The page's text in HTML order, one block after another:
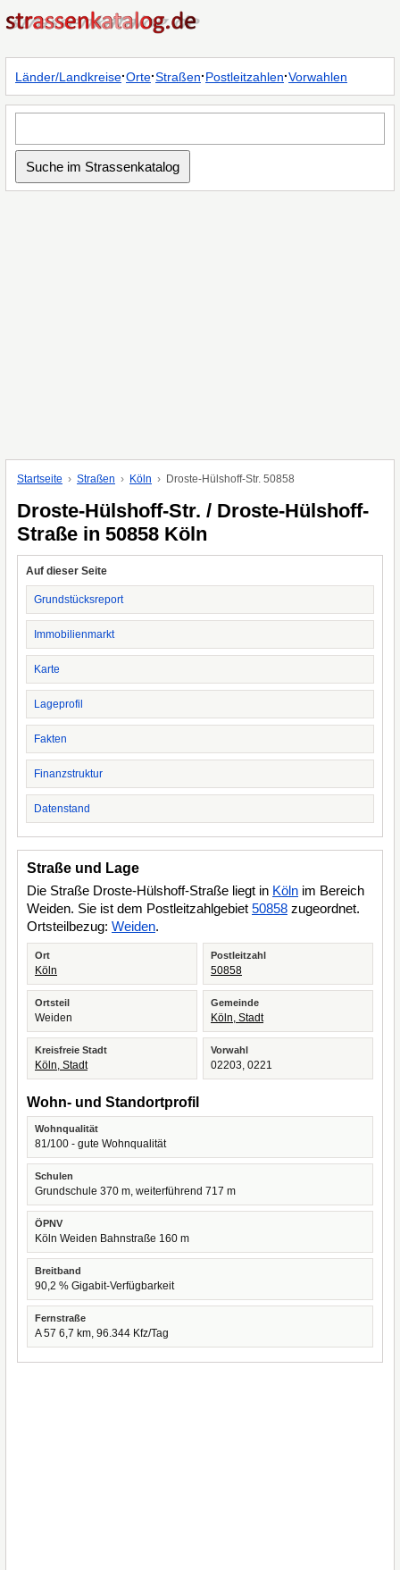
Länder/Landkreise·Orte·Straßen·Postleitzahlen·Vorwahlen
Startseite Straßen Köln Droste-Hülshoff-Str. 50858
Droste-Hülshoff-Str. / Droste-Hülshoff-
Straße in 50858 Köln
Auf dieser Seite
Grundstücksreport
Immobilienmarkt
Karte
Lageprofil
Fakten
Finanzstruktur
Datenstand
Straße und Lage
Die Straße Droste-Hülshoff-Straße liegt in Köln im Bereich
Weiden. Sie ist dem Postleitzahlgebiet 50858 zugeordnet.
Ortsteilbezug: Weiden.
Ort
Köln
Postleitzahl
50858
Ortsteil
Weiden
Gemeinde
Köln, Stadt
Kreisfreie Stadt
Köln, Stadt
Vorwahl
02203, 0221
Wohn- und Standortprofil
Wohnqualität
81/100 - gute Wohnqualität
Schulen
Grundschule 370 m, weiterführend 717 m
ÖPNV
Köln Weiden Bahnstraße 160 m
Breitband
90,2 % Gigabit-Verfügbarkeit
Fernstraße
A 57 6,7 km, 96.344 Kfz/Tag